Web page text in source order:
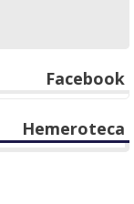
Facebook
Hemeroteca